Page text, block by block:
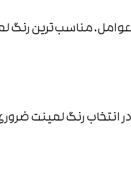
مناسب‌ترین رنگ
انتخاب رنگ لمینت